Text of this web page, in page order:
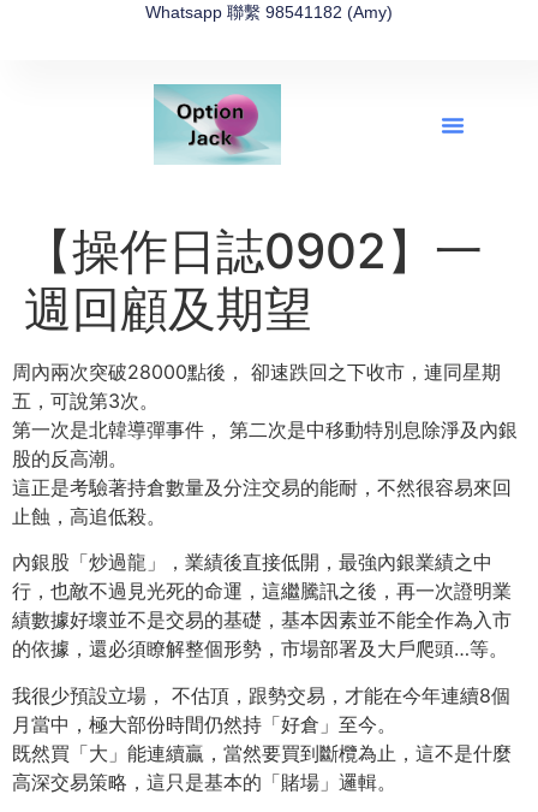
Whatsapp 聯繫 98541182 (Amy)
【操作日誌0902】一
週回顧及期望
周內兩次突破28000點後， 卻速跌回之下收市，連同星期
五，可說第3次。
第一次是北韓導彈事件， 第二次是中移動特別息除淨及內銀
股的反高潮。
這正是考驗著持倉數量及分注交易的能耐，不然很容易來回
止蝕，高追低殺。
內銀股「炒過龍」，業績後直接低開，最強內銀業績之中
行，也敵不過見光死的命運，這繼騰訊之後，再一次證明業
績數據好壞並不是交易的基礎，基本因素並不能全作為入市
的依據，還必須瞭解整個形勢，市場部署及大戶爬頭…等。
我很少預設立場， 不估頂，跟勢交易，才能在今年連續8個
月當中，極大部份時間仍然持「好倉」至今。
既然買「大」能連續贏，當然要買到斷欖為止，這不是什麼
高深交易策略，這只是基本的「賭場」邏輯。